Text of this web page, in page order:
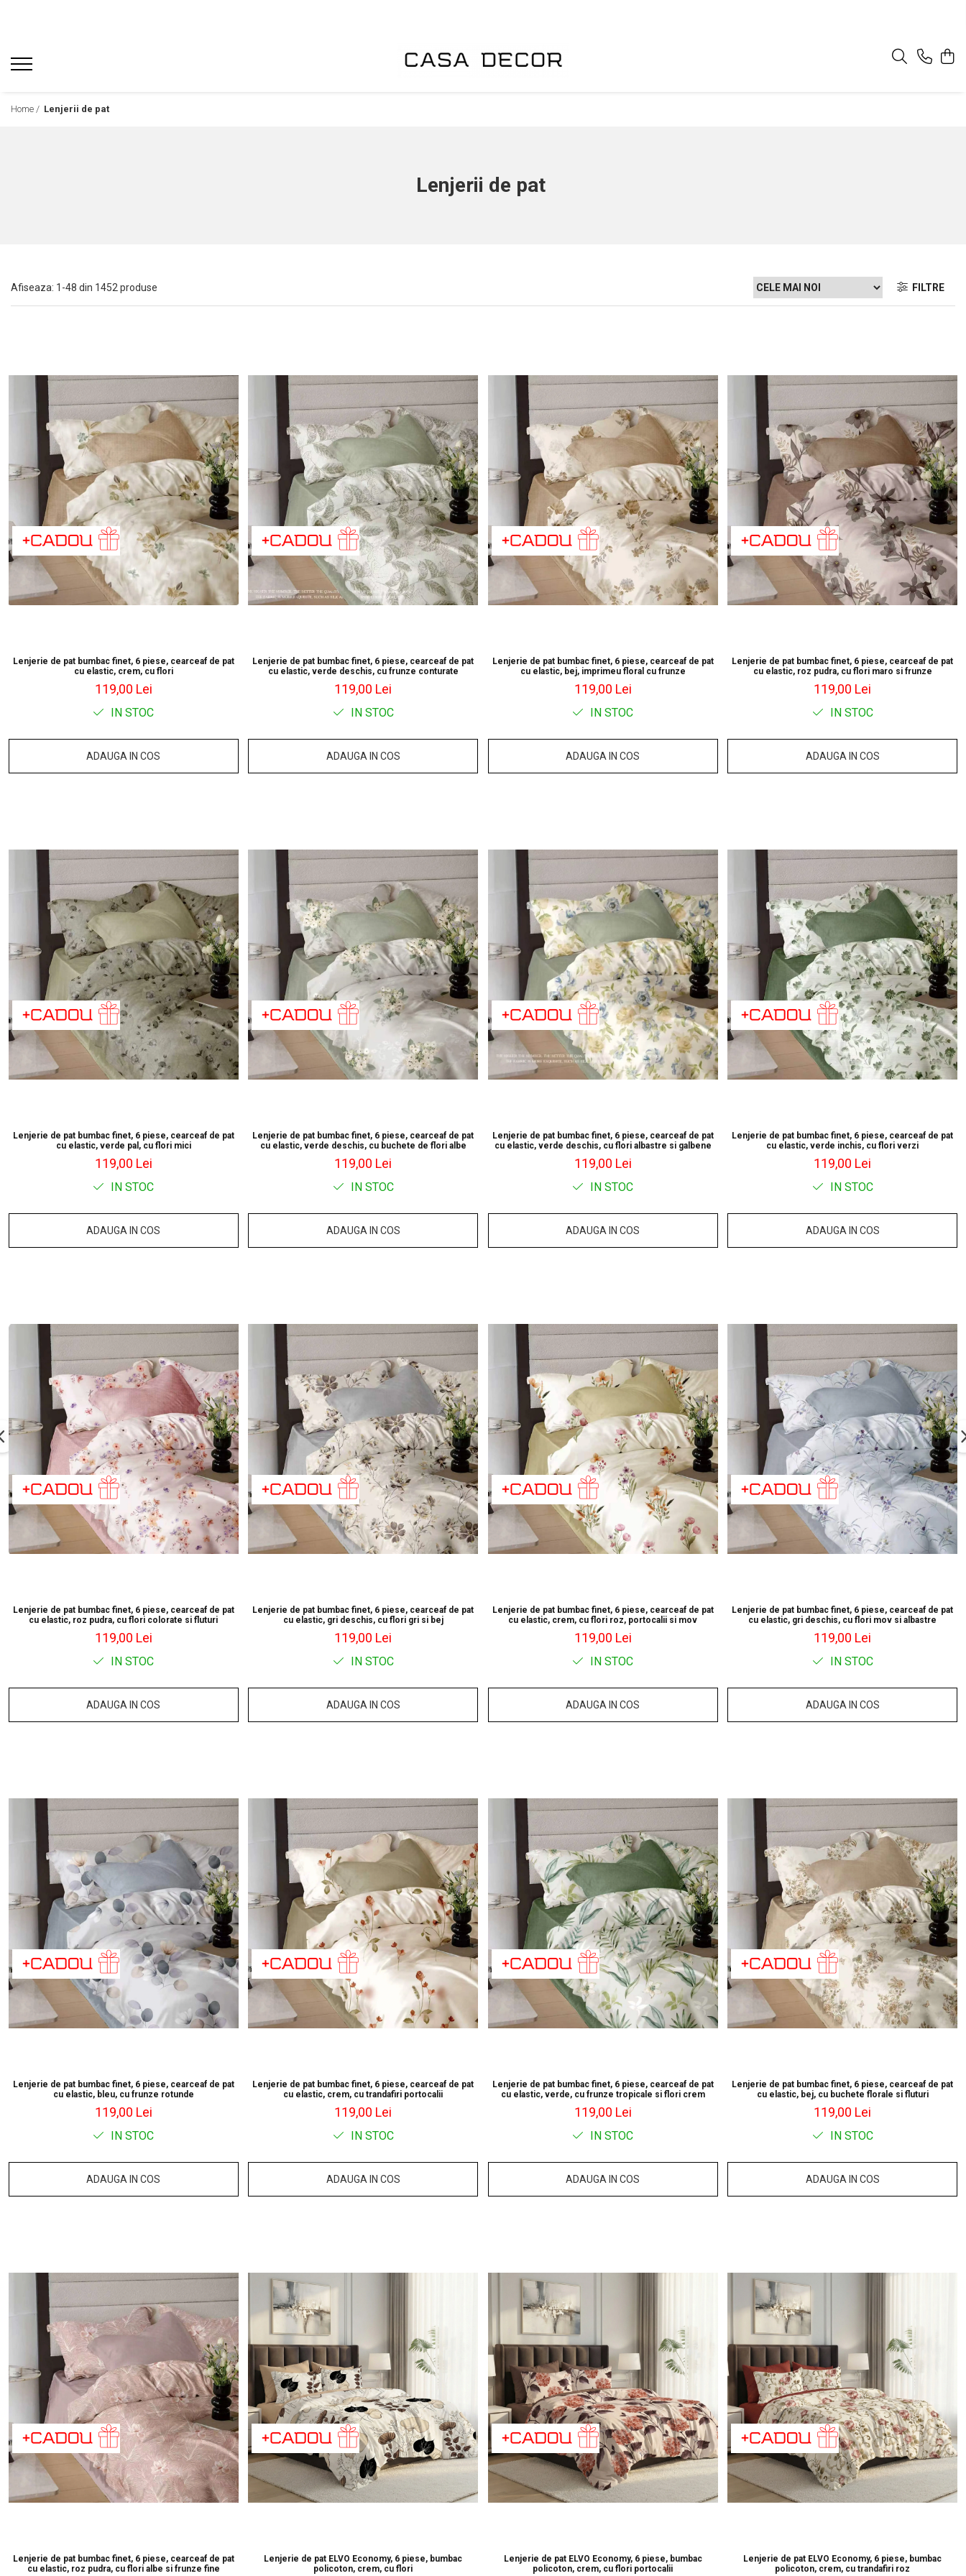
Home / Lenjerii de pat
Lenjerii de pat
Afiseaza: 1-48 din 1452produse FILTRE
Lenjerie de pat bumbac finet, 6 piese, cearceaf de pat
cu elastic, crem, cu flori
119,00 Lei
IN STOC
ADAUGA IN COS
Lenjerie de pat bumbac finet, 6 piese, cearceaf de pat
cu elastic, verde deschis, cu frunze conturate
119,00 Lei
IN STOC
ADAUGA IN COS
Lenjerie de pat bumbac finet, 6 piese, cearceaf de pat
cu elastic, bej, imprimeu floral cu frunze
119,00 Lei
IN STOC
ADAUGA IN COS
Lenjerie de pat bumbac finet, 6 piese, cearceaf de pat
cu elastic, roz pudra, cu flori maro si frunze
119,00 Lei
IN STOC
ADAUGA IN COS
Lenjerie de pat bumbac finet, 6 piese, cearceaf de pat
cu elastic, verde pal, cu flori mici
119,00 Lei
IN STOC
ADAUGA IN COS
Lenjerie de pat bumbac finet, 6 piese, cearceaf de pat
cu elastic, verde deschis, cu buchete de flori albe
119,00 Lei
IN STOC
ADAUGA IN COS
Lenjerie de pat bumbac finet, 6 piese, cearceaf de pat
cu elastic, verde deschis, cu flori albastre si galbene
119,00 Lei
IN STOC
ADAUGA IN COS
Lenjerie de pat bumbac finet, 6 piese, cearceaf de pat
cu elastic, verde inchis, cu flori verzi
119,00 Lei
IN STOC
ADAUGA IN COS
Lenjerie de pat bumbac finet, 6 piese, cearceaf de pat
cu elastic, roz pudra, cu flori colorate si fluturi
119,00 Lei
IN STOC
ADAUGA IN COS
Lenjerie de pat bumbac finet, 6 piese, cearceaf de pat
cu elastic, gri deschis, cu flori gri si bej
119,00 Lei
IN STOC
ADAUGA IN COS
Lenjerie de pat bumbac finet, 6 piese, cearceaf de pat
cu elastic, crem, cu flori roz, portocalii si mov
119,00 Lei
IN STOC
ADAUGA IN COS
Lenjerie de pat bumbac finet, 6 piese, cearceaf de pat
cu elastic, gri deschis, cu flori mov si albastre
119,00 Lei
IN STOC
ADAUGA IN COS
Lenjerie de pat bumbac finet, 6 piese, cearceaf de pat
cu elastic, bleu, cu frunze rotunde
119,00 Lei
IN STOC
ADAUGA IN COS
Lenjerie de pat bumbac finet, 6 piese, cearceaf de pat
cu elastic, crem, cu trandafiri portocalii
119,00 Lei
IN STOC
ADAUGA IN COS
Lenjerie de pat bumbac finet, 6 piese, cearceaf de pat
cu elastic, verde, cu frunze tropicale si flori crem
119,00 Lei
IN STOC
ADAUGA IN COS
Lenjerie de pat bumbac finet, 6 piese, cearceaf de pat
cu elastic, bej, cu buchete florale si fluturi
119,00 Lei
IN STOC
ADAUGA IN COS
Lenjerie de pat bumbac finet, 6 piese, cearceaf de pat
cu elastic, roz pudra, cu flori albe si frunze fine
Lenjerie de pat ELVO Economy, 6 piese, bumbac
policoton, crem, cu flori
Lenjerie de pat ELVO Economy, 6 piese, bumbac
policoton, crem, cu flori portocalii
Lenjerie de pat ELVO Economy, 6 piese, bumbac
policoton, crem, cu trandafiri roz